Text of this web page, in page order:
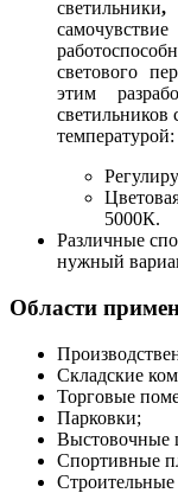
светильники
светового
этим
температурой:
5000К.
Различные
нужный
Области
Складские
Торговые
Парковки;
Выстовочные
Спортивные